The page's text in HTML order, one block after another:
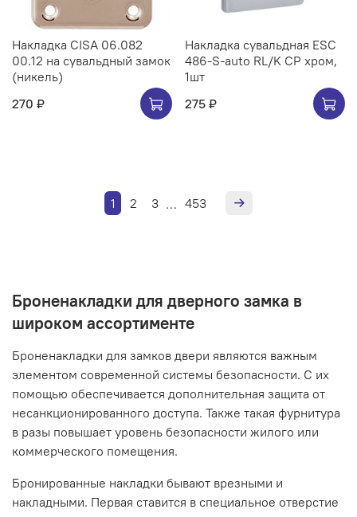
Накладка CISA 06.082
00.12 на сувальдный замок
(никель)
270 ₽
Накладка сувальдная ESC
486-S-auto RL/K CP хром,
1шт
275 ₽
1 2 3 … 453
Броненакладки для дверного замка в
широком ассортименте
Броненакладки для замков двери являются важным
элементом современной системы безопасности. С их
помощью обеспечивается дополнительная защита от
несанкционированного доступа. Также такая фурнитура
в разы повышает уровень безопасности жилого или
коммерческого помещения.
Бронированные накладки бывают врезными и
накладными. Первая ставится в специальное отверстие